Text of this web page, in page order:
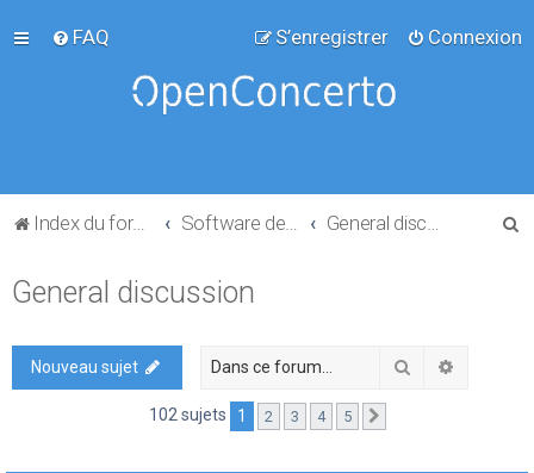
FAQ Connexion
S’enregistrer
Index du forum
General discussion
Nouveau sujet Rechercher
102 sujets 1 2 3 4 5